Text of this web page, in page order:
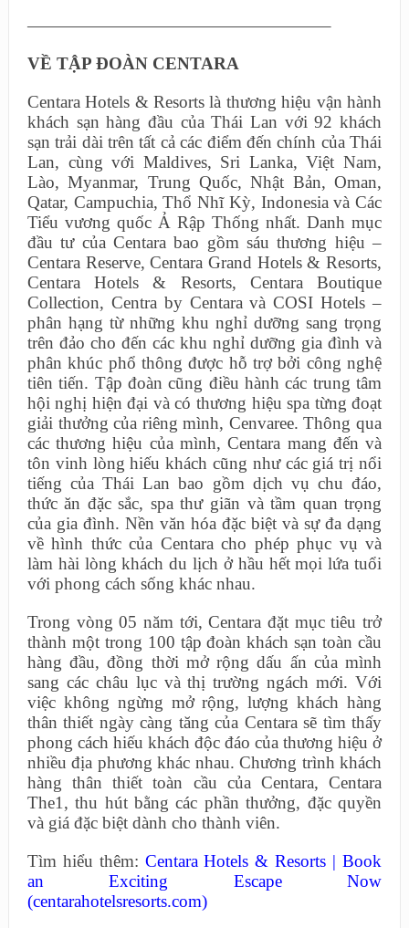
—————————————————–
VỀ TẬP ĐOÀN CENTARA
Centara Hotels & Resorts là thương hiệu vận hành
khách sạn hàng đầu của Thái Lan với 92 khách
sạn trải dài trên tất cả các điểm đến chính của Thái
Lan, cùng với Maldives, Sri Lanka, Việt Nam,
Lào, Myanmar, Trung Quốc, Nhật Bản, Oman,
Qatar, Campuchia, Thổ Nhĩ Kỳ, Indonesia và Các
Tiểu vương quốc Ả Rập Thống nhất. Danh mục
đầu tư của Centara bao gồm sáu thương hiệu –
Centara Reserve, Centara Grand Hotels & Resorts,
Centara Hotels & Resorts, Centara Boutique
Collection, Centra by Centara và COSI Hotels –
phân hạng từ những khu nghỉ dưỡng sang trọng
trên đảo cho đến các khu nghỉ dưỡng gia đình và
phân khúc phổ thông được hỗ trợ bởi công nghệ
tiên tiến. Tập đoàn cũng điều hành các trung tâm
hội nghị hiện đại và có thương hiệu spa từng đoạt
giải thưởng của riêng mình, Cenvaree. Thông qua
các thương hiệu của mình, Centara mang đến và
tôn vinh lòng hiếu khách cũng như các giá trị nổi
tiếng của Thái Lan bao gồm dịch vụ chu đáo,
thức ăn đặc sắc, spa thư giãn và tầm quan trọng
của gia đình. Nền văn hóa đặc biệt và sự đa dạng
về hình thức của Centara cho phép phục vụ và
làm hài lòng khách du lịch ở hầu hết mọi lứa tuổi
với phong cách sống khác nhau.
Trong vòng 05 năm tới, Centara đặt mục tiêu trở
thành một trong 100 tập đoàn khách sạn toàn cầu
hàng đầu, đồng thời mở rộng dấu ấn của mình
sang các châu lục và thị trường ngách mới. Với
việc không ngừng mở rộng, lượng khách hàng
thân thiết ngày càng tăng của Centara sẽ tìm thấy
phong cách hiếu khách độc đáo của thương hiệu ở
nhiều địa phương khác nhau. Chương trình khách
hàng thân thiết toàn cầu của Centara, Centara
The1, thu hút bằng các phần thưởng, đặc quyền
và giá đặc biệt dành cho thành viên.
Tìm hiểu thêm: Centara Hotels & Resorts | Book
an Exciting Escape Now
(centarahotelsresorts.com)